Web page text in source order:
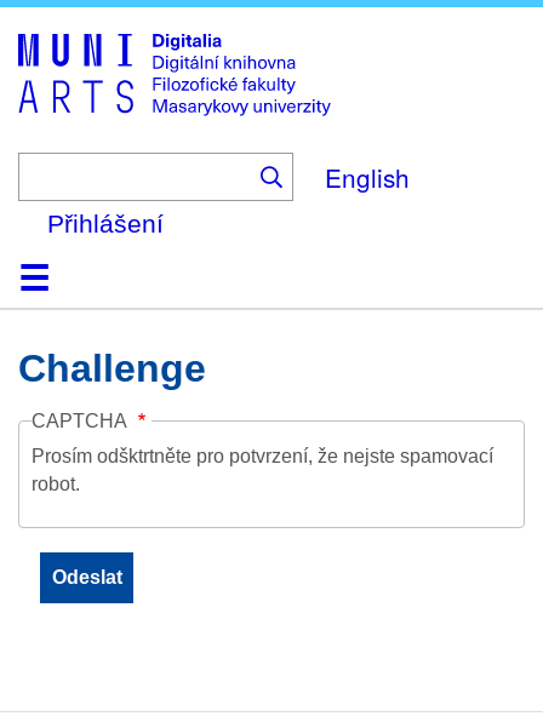
to
main
content
English
Přihlášení
DomůKolekce
Prohlížení
Vyhledávání
O platformě
Nápověda
KontaktDigitalia
Challenge
CAPTCHA
Prosím odšktrtněte pro potvrzení, že nejste spamovací
robot.